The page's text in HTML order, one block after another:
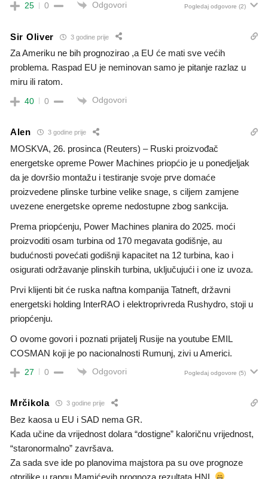
25 0 Odgovori Pogledaj odgovore (2)
Sir Oliver 3 godine prije
Za Ameriku ne bih prognozirao ,a EU će mati sve većih
problema. Raspad EU je neminovan samo je pitanje razlaz u
miru ili ratom.
40 0 Odgovori
Alen 3 godine prije
MOSKVA, 26. prosinca (Reuters) – Ruski proizvođač
energetske opreme Power Machines priopćio je u ponedjeljak
da je dovršio montažu i testiranje svoje prve domaće
proizvedene plinske turbine velike snage, s ciljem zamjene
uvezene energetske opreme nedostupne zbog sankcija.
Prema priopćenju, Power Machines planira do 2025. moći
proizvoditi osam turbina od 170 megavata godišnje, au
budućnosti povećati godišnji kapacitet na 12 turbina, kao i
osigurati održavanje plinskih turbina, uključujući i one iz uvoza.
Prvi klijenti bit će ruska naftna kompanija Tatneft, državni
energetski holding InterRAO i elektroprivreda Rushydro, stoji u
priopćenju.
O ovome govori i poznati prijatelj Rusije na youtube EMIL
COSMAN koji je po nacionalnosti Rumunj, zivi u Americi.
27 0 Odgovori Pogledaj odgovore (5)
Mrčikola 3 godine prije
Bez kaosa u EU i SAD nema GR.
Kada učine da vrijednost dolara “dostigne” kaloričnu vrijednost,
“staronormalno” završava.
Za sada sve ide po planovima majstora pa su ove prognoze
otprilike u rangu Mamićevih prognoza rezultata HNL.